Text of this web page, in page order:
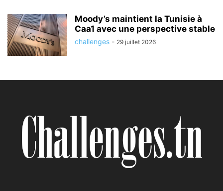
Moody’s maintient la Tunisie à
Caa1 avec une perspective stable
challenges - 29 juillet 2026